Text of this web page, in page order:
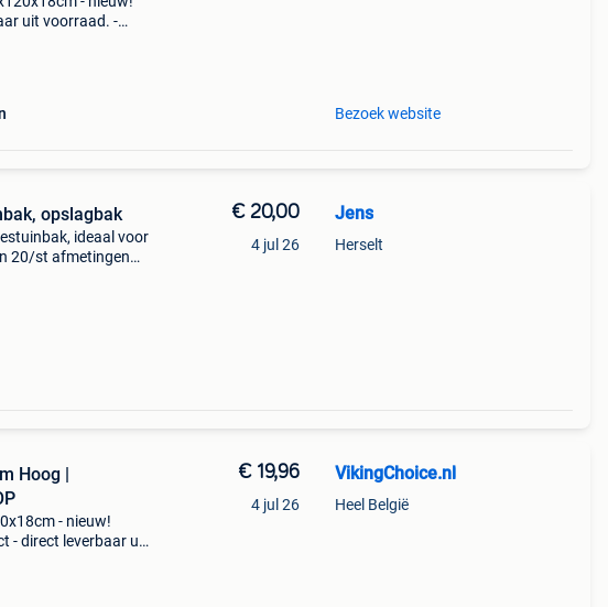
uit voorraad. -
Bezoek website
opslagbak
ideaal voor
20/st afmetingen
€ 20,00
4 jul 26
Jens
Herselt
Hoog |
- nieuw!
- direct leverbaar uit
€ 19,96
4 jul 26
VikingChoice.nl
Heel België